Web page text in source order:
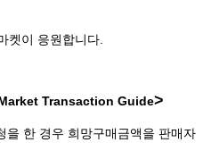
켓이 응원합니다.
Transaction Guide>
을 한 경우 희망구매금액을 판매자